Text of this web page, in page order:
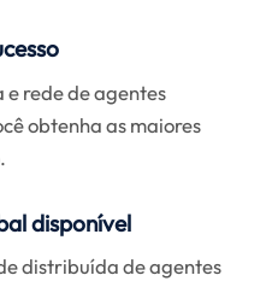
e rede de agentes
obtenha as maiores
disponível
distribuída de agentes